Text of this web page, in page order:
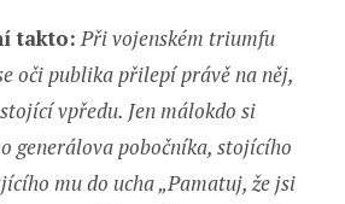
takto: Při vojenském triumfu
oči publika přilepí právě na něj,
vpředu. Jen málokdo si
generálova pobočníka, stojícího
mu do ucha „Pamatuj, že jsi